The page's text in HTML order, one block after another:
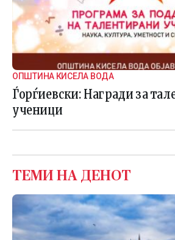
ОПШТИНА КИСЕЛА ВОДА
Ѓорѓиевски: Награди за
ученици
ТЕМИ НА ДЕНОТ